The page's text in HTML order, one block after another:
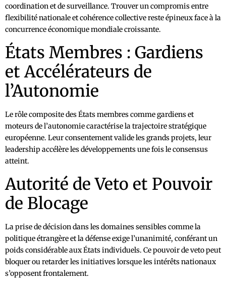
coordination et de surveillance. Trouver un compromis entre
flexibilité nationale et cohérence collective reste épineux face à la
concurrence économique mondiale croissante.
États Membres : Gardiens
et Accélérateurs de
l’Autonomie
Le rôle composite des États membres comme gardiens et
moteurs de l’autonomie caractérise la trajectoire stratégique
européenne. Leur consentement valide les grands projets, leur
leadership accélère les développements une fois le consensus
atteint.
Autorité de Veto et Pouvoir
de Blocage
La prise de décision dans les domaines sensibles comme la
politique étrangère et la défense exige l’unanimité, conférant un
poids considérable aux États individuels. Ce pouvoir de veto peut
bloquer ou retarder les initiatives lorsque les intérêts nationaux
s’opposent frontalement.